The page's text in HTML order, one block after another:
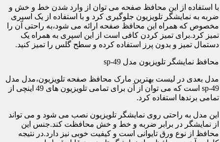
با استفاده از این محافظ صفحه می توان از وارد شدن خط و خش و
ضربه به نمایشگر تلویزیون جلوگیری کرد و با استفاده از یک اسپری
مخصوص که همراه این محافظ صفحه ارائه می شود،به راحتی آن را
تمیز کرد.برای تمیز کردن کافی است از این اسپری به همراه یک
دستمال تمیز و بدون پرز استفاده کرده و سطح گلس را تمیز کنید.
محافظ نمایشگر تلویزیون مدل sp-49
مدل بعدی در لیست بهترین مارک محافظ صفحه تلویزیون،مدل مدل
sp-49 است که می توان از آن برای تمامی تلویزیون های 49 اینچی از
تمامی برندها استفاده کرد.
این مدل به راحتی روی نمایشگر تلویزیون نصب می شود و می تواند
از نمایشگر در برابر ضربه و خط و خش محافظت کند.جنس این
محافظ از نوع ورق تایوانی است و کیفیت خوبی نیز دارد.در نتیجه